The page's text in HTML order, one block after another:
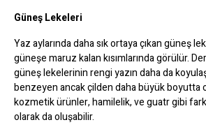
Güneş Lekeleri
Yaz aylarında daha sık ortaya çıkan güneş
güneşe maruz kalan kısımlarında görülür.
güneş lekelerinin rengi yazın daha da
benzeyen ancak çilden daha büyük boyutta
kozmetik ürünler, hamilelik, ve guatr gibi
olarak da oluşabilir.